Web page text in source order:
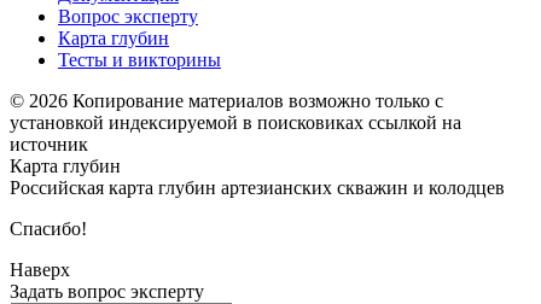
Вопрос эксперту
Карта глубин
Тесты и викторины
© 2026 Копирование материалов возможно только с
установкой индексируемой в поисковиках ссылкой на
источник
Карта глубин
Российская карта глубин артезианских скважин и колодцев
Спасибо!
Наверх
Задать вопрос эксперту